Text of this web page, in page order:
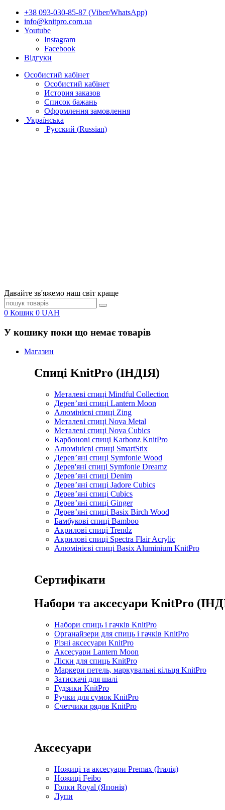
+38 093-030-85-87 (Viber/WhatsApp)
info@knitpro.com.ua
Youtube
Instagram
Facebook
Відгуки
Особистий кабінет
Особистий кабінет
История заказов
Список бажань
Оформлення замовлення
Українська
Русский (Russian)
Давайте зв'яжемо наш світ краще
0 Кошик 0 UAH
У кошику поки що немає товарів
Магазин
Спиці KnitPro (ІНДІЯ)
Металеві спиці Mindful Collection
Дерев’яні спиці Lantern Moon
Алюмінієві спиці Zing
Металеві спиці Nova Metal
Металеві спиці Nova Cubics
Карбонові спиці Karbonz KnitPro
Алюмінієві спиці SmartStix
Дерев’яні спиці Symfonie Wood
Дерев'яні спиці Symfonie Dreamz
Дерев’яні спиці Denim
Дерев’яні спиці Jadore Cubics
Дерев’яні спиці Cubics
Дерев’яні спиці Ginger
Дерев’яні спиці Basix Birch Wood
Бамбукові спиці Bamboo
Акрилові спиці Trendz
Акрилові спиці Spectra Flair Acrylic
Алюмінієві спиці Basix Aluminium KnitPro
Сертифікати
Набори та аксесуари KnitPro
Набори спиць і гачків KnitPro
Органайзери для спиць і гачків KnitPro
Різні аксесуари KnitPro
Аксесуари Lantern Moon
Ліски для спиць KnitPro
Маркери петель, маркувальні кільця KnitPro
Затискачі для шалі
Гудзики KnitPro
Ручки для сумок KnitPro
Счетчики рядов KnitPro
Аксесуари
Ножиці та аксесуари Premax (Італія)
Ножиці Feibo
Голки Royal (Японія)
Лупи